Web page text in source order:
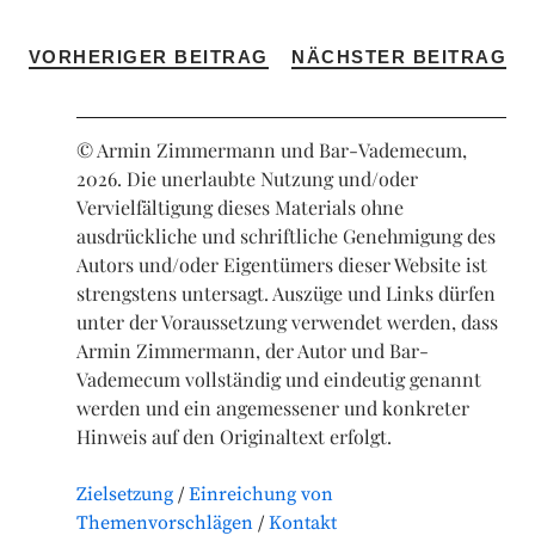
VORHERIGER BEITRAG NÄCHSTER BEITRAG
© Armin Zimmermann und Bar-Vademecum,
2026. Die unerlaubte Nutzung und/oder
Vervielfältigung dieses Materials ohne
ausdrückliche und schriftliche Genehmigung des
Autors und/oder Eigentümers dieser Website ist
strengstens untersagt. Auszüge und Links dürfen
unter der Voraussetzung verwendet werden, dass
Armin Zimmermann, der Autor und Bar-
Vademecum vollständig und eindeutig genannt
werden und ein angemessener und konkreter
Hinweis auf den Originaltext erfolgt.
Zielsetzung
Einreichung von
Themenvorschlägen
Kontakt